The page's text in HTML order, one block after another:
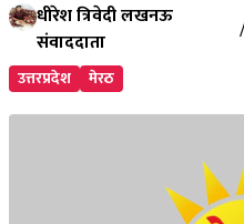
धीरेश त्रिवेदी लखनऊ
संवाददाता
उत्तरप्रदेश मेरठ